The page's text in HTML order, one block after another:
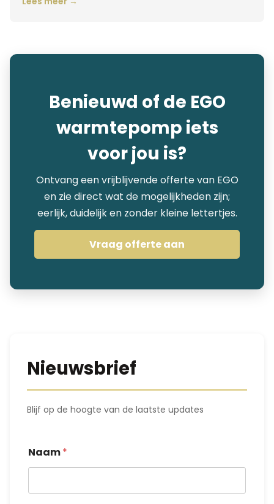
Benieuwd of de EGO
warmtepomp iets
voor jou is?
Ontvang een vrijblijvende offerte van EGO
en zie direct wat de mogelijkheden zijn;
eerlijk, duidelijk en zonder kleine lettertjes.
Vraag offerte aan
Nieuwsbrief
Blijf op de hoogte van de laatste updates
E
-
m
i
Naam*